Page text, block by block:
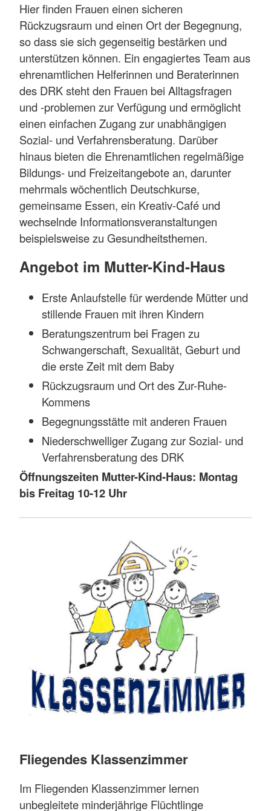
Hier finden Frauen einen sicheren
Rückzugsraum und einen Ort der Begegnung,
so dass sie sich gegenseitig bestärken und
unterstützen können. Ein engagiertes Team aus
ehrenamtlichen Helferinnen und Beraterinnen
des DRK steht den Frauen bei Alltagsfragen
und -problemen zur Verfügung und ermöglicht
einen einfachen Zugang zur unabhängigen
Sozial- und Verfahrensberatung. Darüber
hinaus bieten die Ehrenamtlichen regelmäßige
Bildungs- und Freizeitangebote an, darunter
mehrmals wöchentlich Deutschkurse,
gemeinsame Essen, ein Kreativ-Café und
wechselnde Informationsveranstaltungen
beispielsweise zu Gesundheitsthemen.
Angebot im Mutter-Kind-Haus
Erste Anlaufstelle für werdende Mütter und
stillende Frauen mit ihren Kindern
Beratungszentrum bei Fragen zu
Schwangerschaft, Sexualität, Geburt und
die erste Zeit mit dem Baby
Rückzugsraum und Ort des Zur-Ruhe-
Kommens
Begegnungsstätte mit anderen Frauen
Niederschwelliger Zugang zur Sozial- und
Verfahrensberatung des DRK
Öffnungszeiten Mutter-Kind-Haus: Montag
bis Freitag 10-12 Uhr
Fliegendes Klassenzimmer
Im Fliegenden Klassenzimmer lernen
unbegleitete minderjährige Flüchtlinge